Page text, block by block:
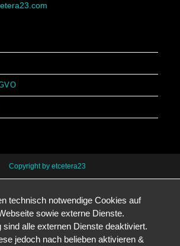
Copyright by etcetera23
technisch notwendige Cookies auf
sowie externe Dienste.
sind alle externen Dienste deaktiviert.
jedoch nach belieben aktivieren &